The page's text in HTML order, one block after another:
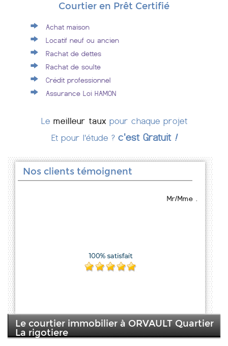
Courtier en Prêt Certifié
Achat maison
Locatif neuf ou ancien
Rachat de dettes
Rachat de soulte
Crédit professionnel
Assurance Loi HAMON
Le meilleur taux pour chaque projet
Et pour l'étude ? c'est Gratuit !
Nos clients témoignent
Mr/Mme .
Le courtier immobilier à ORVAULT Quartier
La rigotiere